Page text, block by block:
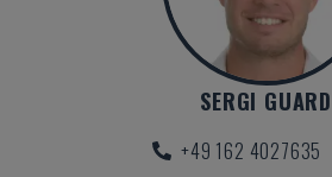
SERGI
+49 162 4027635